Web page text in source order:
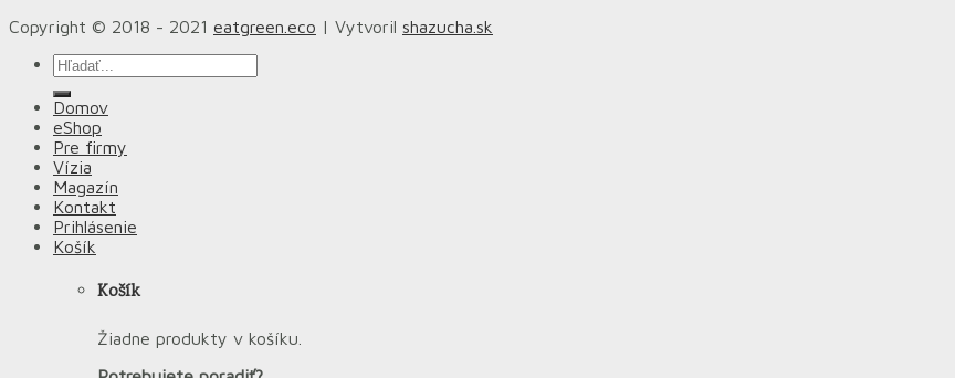
Copyright © 2018 - 2021 eatgreen.eco | Vytvoril shazucha.sk
Hľadať:
Domov
eShop
Pre firmy
Vízia
Magazín
Kontakt
Prihlásenie
Košík
Košík
Žiadne produkty v košíku.